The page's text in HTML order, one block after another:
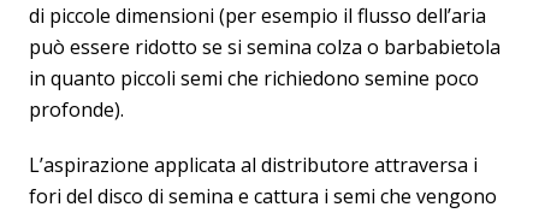
di piccole dimensioni (per esempio il flusso dell’aria
può essere ridotto se si semina colza o barbabietola
in quanto piccoli semi che richiedono semine poco
profonde).
L’aspirazione applicata al distributore attraversa i
fori del disco di semina e cattura i semi che vengono